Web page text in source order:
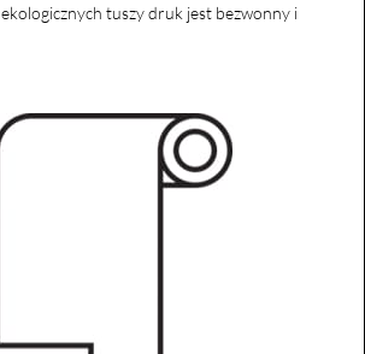
tuszy druk jest bezwonny i